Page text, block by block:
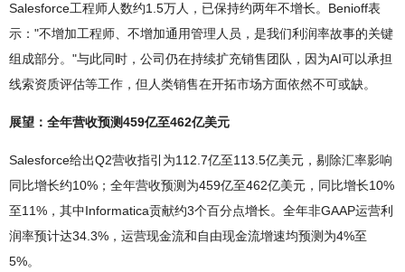
Salesforce工程师人数约1.5万人，已保持约两年不增长。Benioff表
示："不增加工程师、不增加通用管理人员，是我们利润率故事的关键
组成部分。"与此同时，公司仍在持续扩充销售团队，因为AI可以承担
线索资质评估等工作，但人类销售在开拓市场方面依然不可或缺。
展望：全年营收预测459亿至462亿美元
Salesforce给出Q2营收指引为112.7亿至113.5亿美元，剔除汇率影响
同比增长约10%；全年营收预测为459亿至462亿美元，同比增长10%
至11%，其中Informatica贡献约3个百分点增长。全年非GAAP运营利
润率预计达34.3%，运营现金流和自由现金流增速均预测为4%至
5%。